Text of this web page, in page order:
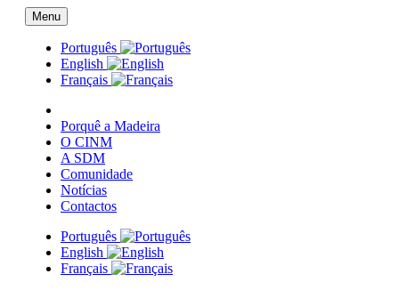
Menu
Português
English
Français
Porquê a Madeira
O CINM
A SDM
Comunidade
Notícias
Contactos
Português
English
Français